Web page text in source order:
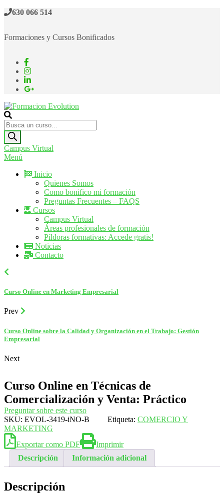
Saltar630 066 514
Formaciones y Cursos Bonificados
Formacion Evolution
Cursos de formación continua
Búsqueda
de
productos
Campus Virtual
Menú
Inicio
Quienes Somos
Como bonifico mi formación
Preguntas Frecuentes – FAQS
Cursos
Campus Virtual
Áreas profesionales de formación
Píldoras formativas: Accede gratis!
Noticias
Contacto
Curso Online en Marketing Empresarial
Prev
Curso Online sobre la Calidad y Organización en el Trabajo: Gestión
Empresarial
Next
Curso Online en Técnicas de
Comercialización y Venta: Práctico
Preguntar sobre este curso
SKU: EVOL-3419-iNO-B Etiqueta: COMERCIO Y
MARKETING
Exportar como PDF
Imprimir
Descripción
Información adicional
Descripción